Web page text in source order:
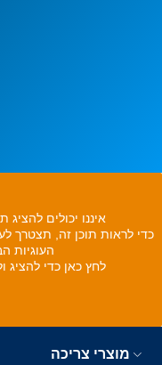
איננו יכולים
כדי לראות תוכן זה, תצטרך
העוגיות
לחץ כאן כדי להציג
מוצרי צריכה